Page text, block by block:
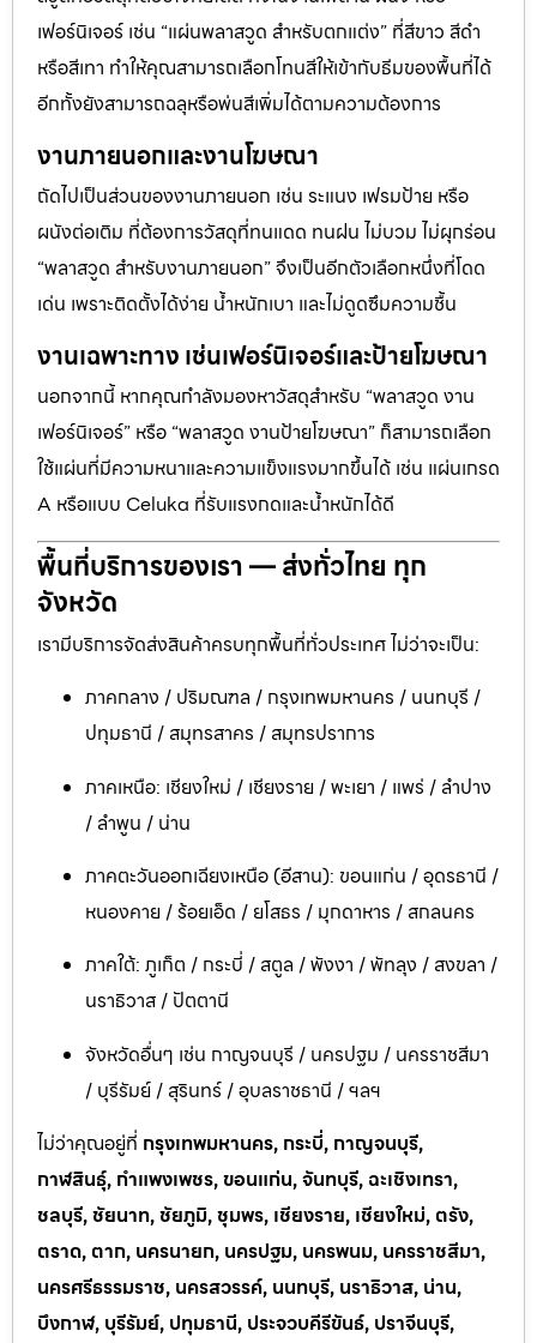
เฟอร์นิเจอร์ เช่น “แผ่นพลาสวูด สำหรับตกแต่ง” ที่สีขาว สีดำ
หรือสีเทา ทำให้คุณสามารถเลือกโทนสีให้เข้ากับธีมของพื้นที่ได้
อีกทั้งยังสามารถฉลุหรือพ่นสีเพิ่มได้ตามความต้องการ
งานภายนอกและงานโฆษณา
ถัดไปเป็นส่วนของงานภายนอก เช่น ระแนง เฟรมป้าย หรือ
ผนังต่อเติม ที่ต้องการวัสดุที่ทนแดด ทนฝน ไม่บวม ไม่ผุกร่อน
“พลาสวูด สำหรับงานภายนอก” จึงเป็นอีกตัวเลือกหนึ่งที่โดด
เด่น เพราะติดตั้งได้ง่าย น้ำหนักเบา และไม่ดูดซึมความชื้น
งานเฉพาะทาง เช่นเฟอร์นิเจอร์และป้ายโฆษณา
นอกจากนี้ หากคุณกำลังมองหาวัสดุสำหรับ “พลาสวูด งาน
เฟอร์นิเจอร์” หรือ “พลาสวูด งานป้ายโฆษณา” ก็สามารถเลือก
ใช้แผ่นที่มีความหนาและความแข็งแรงมากขึ้นได้ เช่น แผ่นเกรด
A หรือแบบ Celuka ที่รับแรงกดและน้ำหนักได้ดี
พื้นที่บริการของเรา — ส่งทั่วไทย ทุก
จังหวัด
เรามีบริการจัดส่งสินค้าครบทุกพื้นที่ทั่วประเทศ ไม่ว่าจะเป็น:
ภาคกลาง / ปริมณฑล / กรุงเทพมหานคร / นนทบุรี /
ปทุมธานี / สมุทรสาคร / สมุทรปราการ
ภาคเหนือ: เชียงใหม่ / เชียงราย / พะเยา / แพร่ / ลำปาง
/ ลำพูน / น่าน
ภาคตะวันออกเฉียงเหนือ (อีสาน): ขอนแก่น / อุดรธานี /
หนองคาย / ร้อยเอ็ด / ยโสธร / มุกดาหาร / สกลนคร
ภาคใต้: ภูเก็ต / กระบี่ / สตูล / พังงา / พัทลุง / สงขลา /
นราธิวาส / ปัตตานี
จังหวัดอื่นๆ เช่น กาญจนบุรี / นครปฐม / นครราชสีมา
/ บุรีรัมย์ / สุรินทร์ / อุบลราชธานี / ฯลฯ
ไม่ว่าคุณอยู่ที่ กรุงเทพมหานคร, กระบี่, กาญจนบุรี,
กาฬสินธุ์, กำแพงเพชร, ขอนแก่น, จันทบุรี, ฉะเชิงเทรา,
ชลบุรี, ชัยนาท, ชัยภูมิ, ชุมพร, เชียงราย, เชียงใหม่, ตรัง,
ตราด, ตาก, นครนายก, นครปฐม, นครพนม, นครราชสีมา,
นครศรีธรรมราช, นครสวรรค์, นนทบุรี, นราธิวาส, น่าน,
บึงกาฬ, บุรีรัมย์, ปทุมธานี, ประจวบคีรีขันธ์, ปราจีนบุรี,